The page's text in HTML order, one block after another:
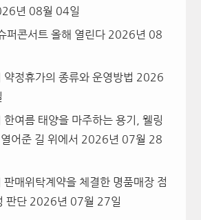
년 08월 04일
퍼콘서트 올해 열린다 2026년 08
약정휴가의 종류와 운영방법 2026
한여름 태양을 마주하는 용기, 웰링
어준 길 위에서 2026년 07월 28
판매위탁계약을 체결한 명품매장 점
판단 2026년 07월 27일